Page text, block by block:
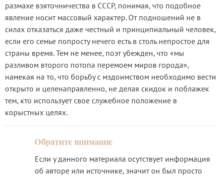
размахе взяточничества в СССР, понимая, что подобное
явление носит массовый характер. От подношений не в
силах отказаться даже честный и принципиальный человек,
если его семье попросту нечего есть в столь непростое для
страны время. Тем не менее, поэт убежден, что «мы
разливом второго потопа перемоем миров города»,
намекая на то, что борьбу с мздоимством необходимо вести
открыто и целенаправленно, не делая скидок и поблажек
тем, кто использует свое служебное положение в
корыстных целях.
Если у данного материала осутствует информация
об авторе или источнике, значит он был просто